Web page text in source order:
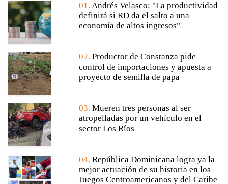
01. Andrés Velasco: "La productividad
definirá si RD da el salto a una
economía de altos ingresos"
02. Productor de Constanza pide
control de importaciones y apuesta a
proyecto de semilla de papa
03. Mueren tres personas al ser
atropelladas por un vehículo en el
sector Los Ríos
04. República Dominicana logra ya la
mejor actuación de su historia en los
Juegos Centroamericanos y del Caribe